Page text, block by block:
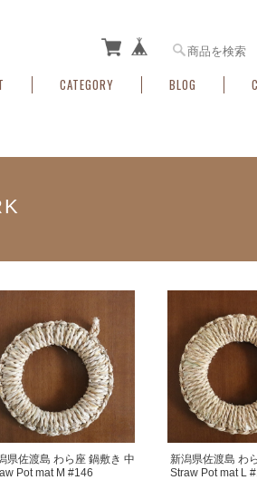
CATEGORY BLOG
県佐渡島 わら座 鍋敷き 中
Pot mat M #146
新潟県佐渡島 わ
Straw Pot mat L